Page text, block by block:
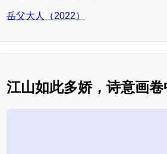
岳父大人（2022）
江山如此多娇，诗意画